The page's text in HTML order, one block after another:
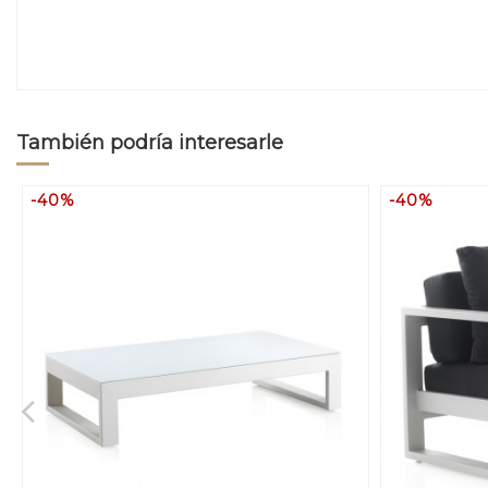
También podría interesarle
-40% -40%